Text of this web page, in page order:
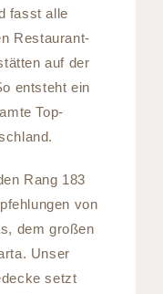
fasst alle
Restaurant-
auf der
entsteht ein
Top-
Rang 183
von
dem großen
Unser
setzt